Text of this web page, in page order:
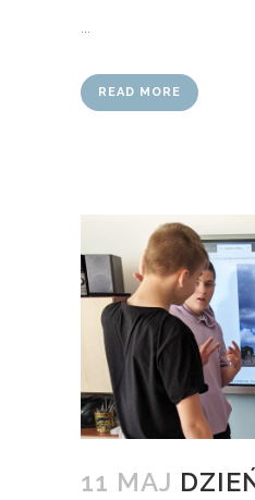
...
READ MORE
11 MAJ